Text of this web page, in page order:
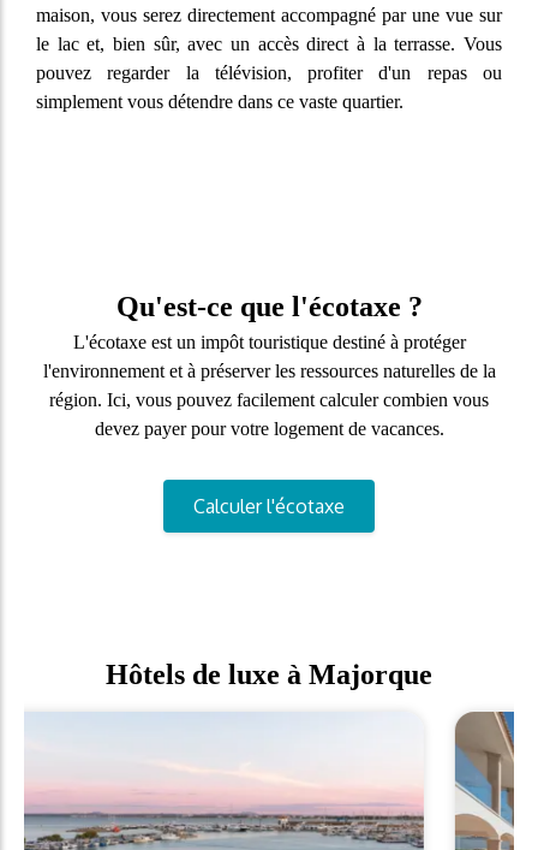
maison, vous serez directement accompagné par une vue sur
le lac et, bien sûr, avec un accès direct à la terrasse. Vous
pouvez regarder la télévision, profiter d'un repas ou
simplement vous détendre dans ce vaste quartier.
Qu'est-ce que l'écotaxe ?
L'écotaxe est un impôt touristique destiné à protéger
l'environnement et à préserver les ressources naturelles de la
région. Ici, vous pouvez facilement calculer combien vous
devez payer pour votre logement de vacances.
Calculer l'écotaxe
Hôtels de luxe à Majorque